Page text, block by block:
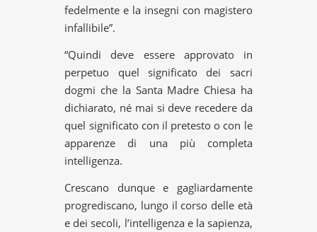
fedelmente e la insegni con magistero
infallibile”.
“Quindi deve essere approvato in
perpetuo quel significato dei sacri
dogmi che la Santa Madre Chiesa ha
dichiarato, né mai si deve recedere da
quel significato con il pretesto o con le
apparenze di una più completa
intelligenza.
Crescano dunque e gagliardamente
progrediscano, lungo il corso delle età
e dei secoli, l’intelligenza e la sapienza,